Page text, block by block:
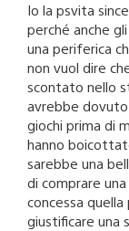
Io la psvita
perché anche
una periferica
non vuol dire
scontato nello
avrebbe
giochi prima di
hanno
sarebbe una
di comprare
concessa
giustificare una